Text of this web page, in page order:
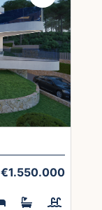
€1.550.000